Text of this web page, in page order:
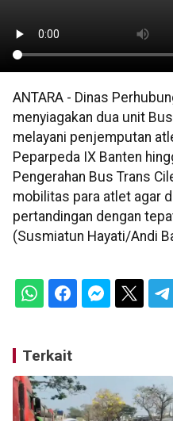
ANTARA - Dinas
menyiagakan dua unit
melayani penjemputan
Peparpeda IX Banten
Pengerahan Bus Trans
mobilitas para atlet agar
pertandingan dengan
(Susmiatun Hayati/Andi
Terkait